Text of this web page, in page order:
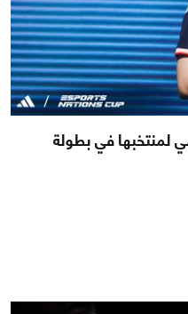
في بطولة